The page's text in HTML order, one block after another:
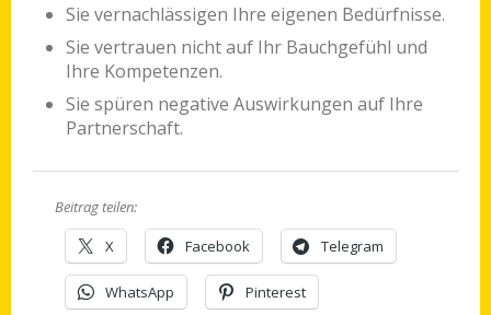
Sie vernachlässigen Ihre eigenen Bedürfnisse.
Sie vertrauen nicht auf Ihr Bauchgefühl und
Ihre Kompetenzen.
Sie spüren negative Auswirkungen auf Ihre
Partnerschaft.
Beitrag teilen:
X
Facebook Telegram
WhatsApp Pinterest